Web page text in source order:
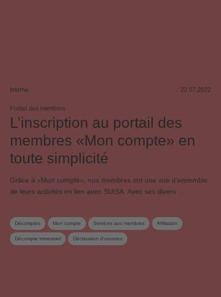
Interne 22.07.2022
Portail des membres
L’inscription au portail des
membres «Mon compte» en
toute simplicité
Grâce à «Mon compte», nos membres ont une vue d’ensemble
de leurs activités en lien avec SUISA. Avec ses divers …
Décomptes Mon compte Services aux membres Affiliation
Décompte trimestriel Déclaration d‘oeuvres